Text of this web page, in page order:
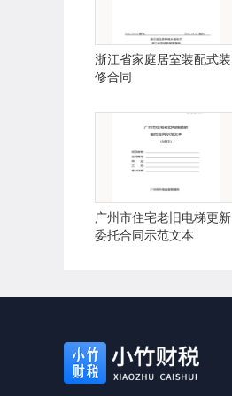
浙江省家庭居室装配式装
修合同
广州市住宅老旧电梯更新
委托合同示范文本